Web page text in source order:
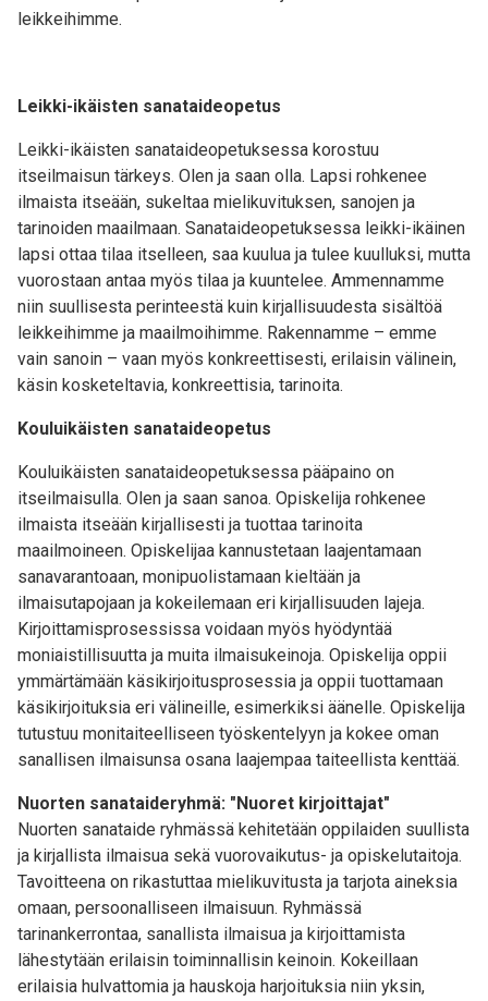
leikkeihimme.
Leikki-ikäisten sanataideopetus
Leikki-ikäisten sanataideopetuksessa korostuu
itseilmaisun tärkeys. Olen ja saan olla. Lapsi rohkenee
ilmaista itseään, sukeltaa mielikuvituksen, sanojen ja
tarinoiden maailmaan. Sanataideopetuksessa leikki-ikäinen
lapsi ottaa tilaa itselleen, saa kuulua ja tulee kuulluksi, mutta
vuorostaan antaa myös tilaa ja kuuntelee. Ammennamme
niin suullisesta perinteestä kuin kirjallisuudesta sisältöä
leikkeihimme ja maailmoihimme. Rakennamme – emme
vain sanoin – vaan myös konkreettisesti, erilaisin välinein,
käsin kosketeltavia, konkreettisia, tarinoita.
Kouluikäisten sanataideopetus
Kouluikäisten sanataideopetuksessa pääpaino on
itseilmaisulla. Olen ja saan sanoa. Opiskelija rohkenee
ilmaista itseään kirjallisesti ja tuottaa tarinoita
maailmoineen. Opiskelijaa kannustetaan laajentamaan
sanavarantoaan, monipuolistamaan kieltään ja
ilmaisutapojaan ja kokeilemaan eri kirjallisuuden lajeja.
Kirjoittamisprosessissa voidaan myös hyödyntää
moniaistillisuutta ja muita ilmaisukeinoja. Opiskelija oppii
ymmärtämään käsikirjoitusprosessia ja oppii tuottamaan
käsikirjoituksia eri välineille, esimerkiksi äänelle. Opiskelija
tutustuu monitaiteelliseen työskentelyyn ja kokee oman
sanallisen ilmaisunsa osana laajempaa taiteellista kenttää.
Nuorten sanataideryhmä: "Nuoret kirjoittajat"
Nuorten sanataide ryhmässä kehitetään oppilaiden suullista
ja kirjallista ilmaisua sekä vuorovaikutus- ja opiskelutaitoja.
Tavoitteena on rikastuttaa mielikuvitusta ja tarjota aineksia
omaan, persoonalliseen ilmaisuun. Ryhmässä
tarinankerrontaa, sanallista ilmaisua ja kirjoittamista
lähestytään erilaisin toiminnallisin keinoin. Kokeillaan
erilaisia hulvattomia ja hauskoja harjoituksia niin yksin,